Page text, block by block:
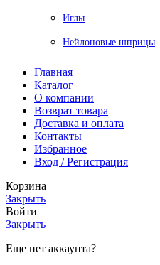
Иглы
Нейлоновые шприцы
Главная
Каталог
О компании
Возврат товара
Доставка и оплата
Контакты
Избранное
Вход / Регистрация
Корзина
Закрыть
Войти
Закрыть
Еще нет аккаунта?